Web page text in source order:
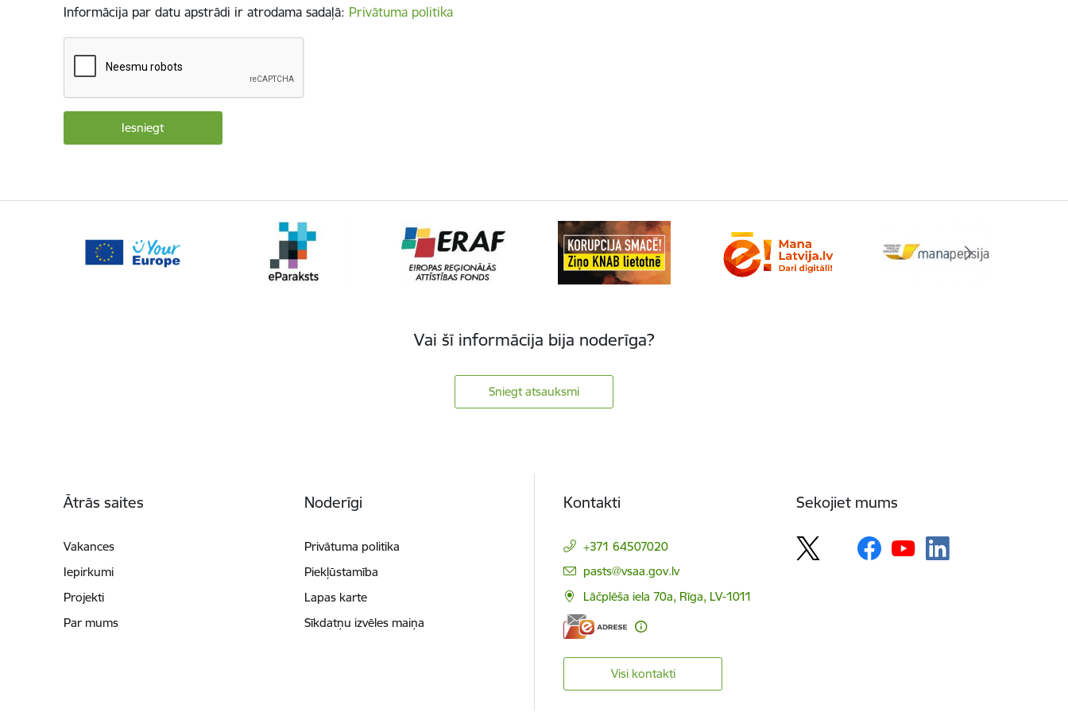
Informācija par datu apstrādi ir atrodama sadaļā: Privātuma politika
Vai šī informācija bija noderīga?
Sniegt atsauksmi
Ātrās saites
Vakances
Iepirkumi
Projekti
Par mums
Noderīgi
Privātuma politika
Piekļūstamība
Lapas karte
Sīkdatņu izvēles maiņa
Kontakti
+371 64507020
E-pasts:
pasts@vsaa.gov.lv
Lāčplēša iela 70a, Rīga, LV-1011
Visi kontakti
Sekojiet mums